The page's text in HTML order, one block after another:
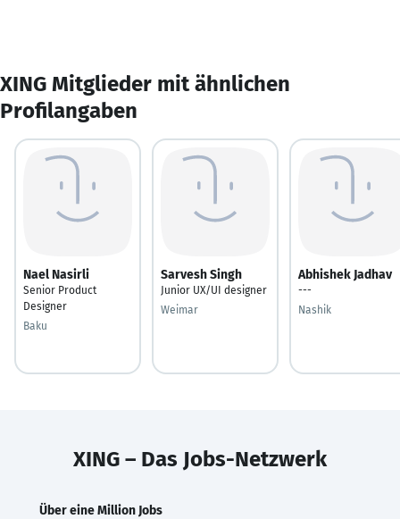
XING Mitglieder mit ähnlichen
Profilangaben
Nael Nasirli
Senior Product
Designer
Baku
Sarvesh Singh
Junior UX/UI designer
Weimar
Abhishek Jadhav
---
Nashik
XING – Das Jobs-Netzwerk
Über eine Million Jobs